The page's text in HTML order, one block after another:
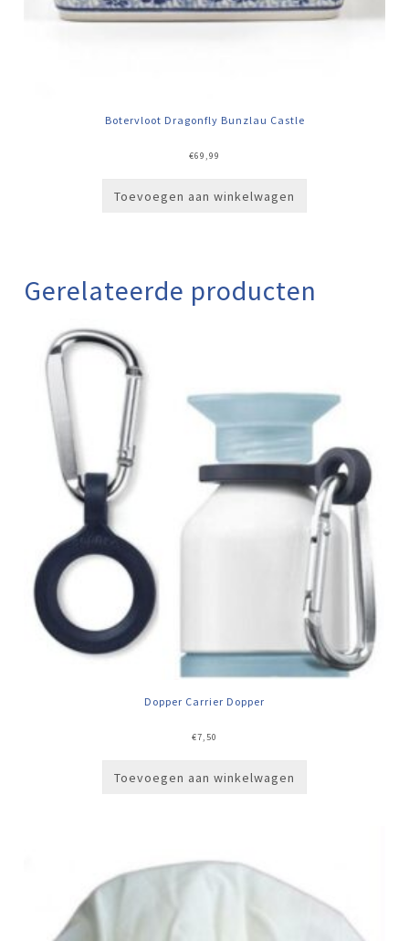
Botervloot Dragonfly Bunzlau Castle
€69,99
Toevoegen aan winkelwagen
Gerelateerde producten
Dopper Carrier Dopper
€7,50
Toevoegen aan winkelwagen